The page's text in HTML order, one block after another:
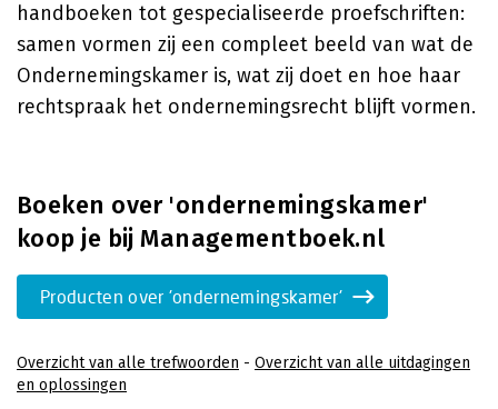
handboeken tot gespecialiseerde proefschriften:
samen vormen zij een compleet beeld van wat de
Ondernemingskamer is, wat zij doet en hoe haar
rechtspraak het ondernemingsrecht blijft vormen.
Boeken over 'ondernemingskamer'
koop je bij Managementboek.nl
Producten over 'ondernemingskamer'
Overzicht van alle trefwoorden - Overzicht van alle uitdagingen
en oplossingen